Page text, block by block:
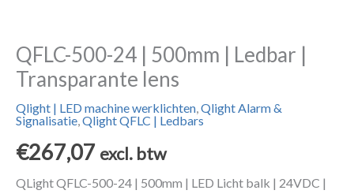
QFLC-500-24 | 500mm | Ledbar |
Transparante lens
Qlight | LED machine werklichten,Qlight Alarm &
Signalisatie,Qlight QFLC | Ledbars
€267,07 excl. btw
QLight QFLC-500-24 | 500mm | LED Licht balk | 24VDC |